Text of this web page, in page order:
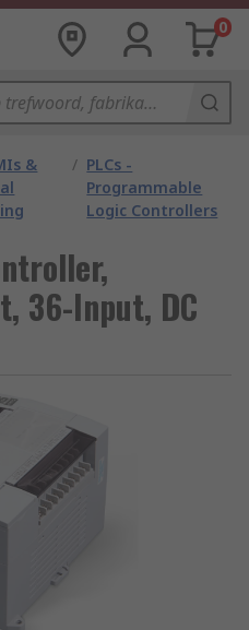
0
&
/ PLCs -
Programmable
Logic Controllers
36-Input, DC